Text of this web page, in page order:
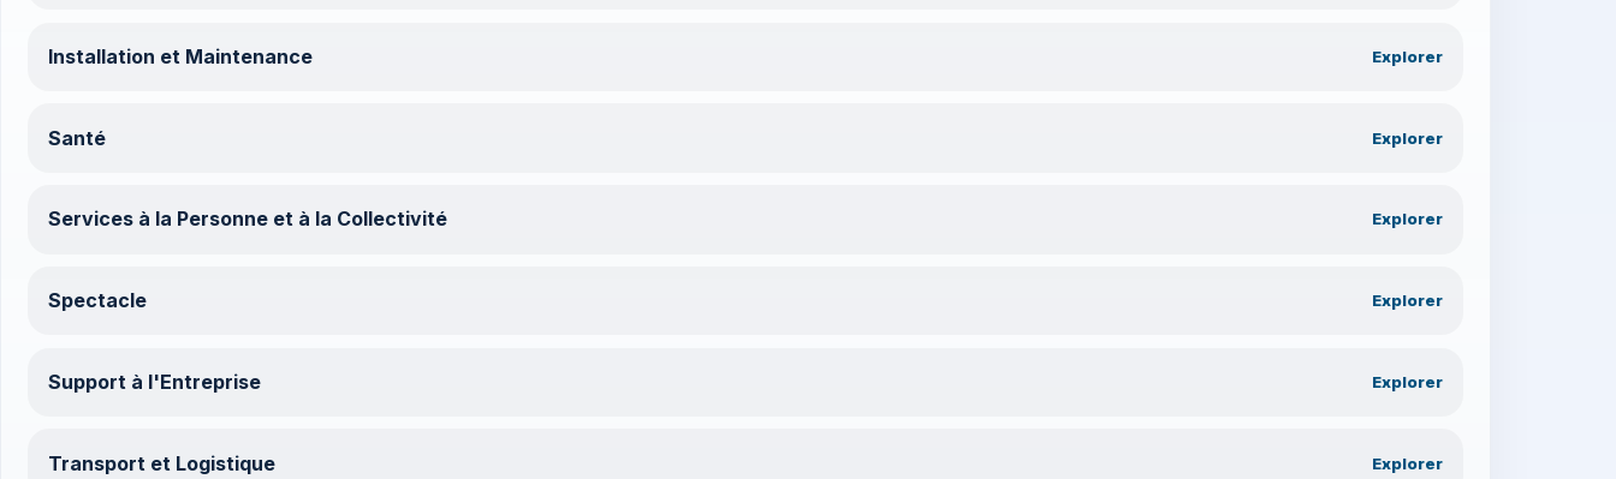
Installation et Maintenance Explorer
Santé Explorer
Services à la Personne et à la Collectivité Explorer
Spectacle Explorer
Support à l'Entreprise Explorer
Transport et Logistique Explorer